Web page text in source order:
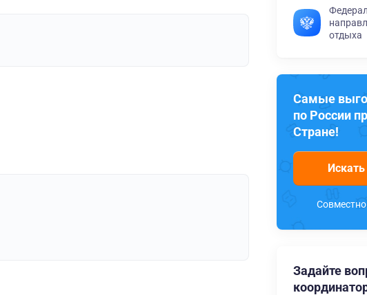
отдыха
Самые
по России
Стране!
Совместно
Задайте